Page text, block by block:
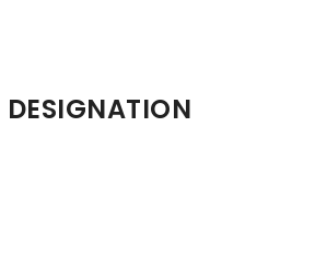
DESIGNATION